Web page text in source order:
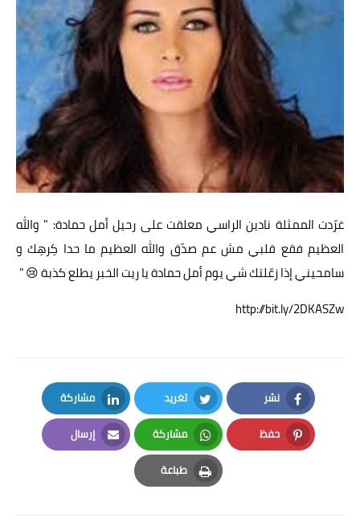
أخبار مصر
أخبار عربية
أخبار النجوم
أخبار العالم
غرّدت الممثلة نادين الراسي معلقت على رحيل أمل حمادة: " والله
العظيم فقع قلبي مش عم صدّق والله العظيم ما حدا كِرهِك و
سامحيني إذا زعّلتك شي يوم أمل حمادة يا ريت الخبر يطلع كذبة 😢 "
http://bit.ly/2DKASZw
نشر
Facebook
تغريد
Twitter
مشاركة
LinkedIn
حفظ
Pinterest
مشاركة
Whatsapp
إرسال
Email
طباعة
Print